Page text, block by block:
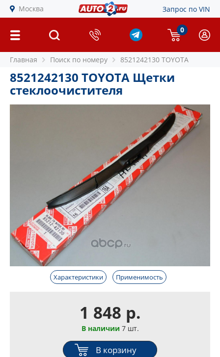
Москва Запрос по VIN
0
Главная Поиск по номеру 8521242130 TOYOTA
8521242130 TOYOTA Щетки
стеклоочистителя
Характеристики Применимость
1 848 р.
В наличии 7 шт.
В корзину